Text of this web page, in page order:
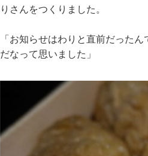
りさんをつくりました。
「お知らせはわりと直前だった
だなって思いました」